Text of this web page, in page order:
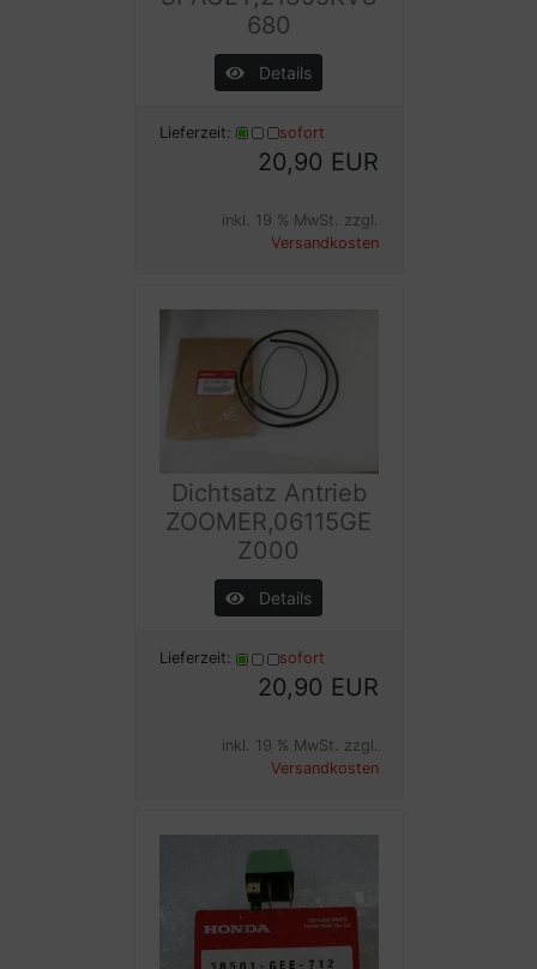
680
Details
Lieferzeit: sofort
20,90 EUR
inkl. 19 % MwSt. zzgl.
Versandkosten
Dichtsatz Antrieb
ZOOMER,06115GE
Z000
Details
Lieferzeit: sofort
20,90 EUR
inkl. 19 % MwSt. zzgl.
Versandkosten